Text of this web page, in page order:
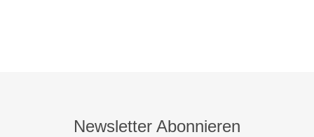
Newsletter Abonnieren